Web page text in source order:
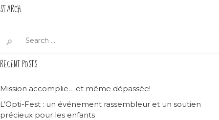
SEARCH
for:
RECENT POSTS
Mission accomplie… et même dépassée!
L’Opti-Fest : un événement rassembleur et un soutien
précieux pour les enfants